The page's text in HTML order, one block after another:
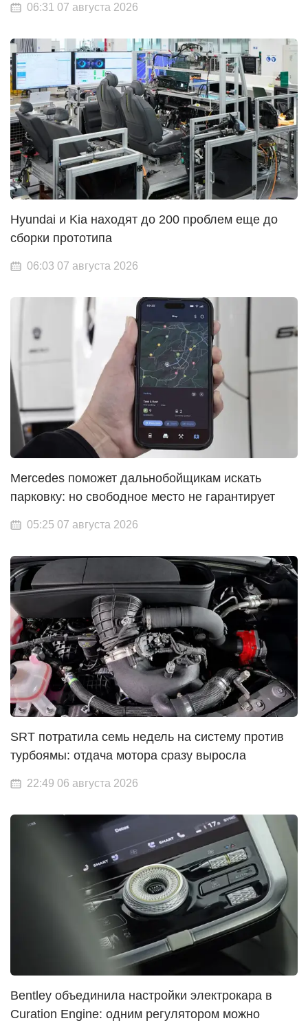
06:31 07 августа 2026
Hyundai и Kia находят до 200 проблем еще до
сборки прототипа
06:03 07 августа 2026
Mercedes поможет дальнобойщикам искать
парковку: но свободное место не гарантирует
05:25 07 августа 2026
SRT потратила семь недель на систему против
турбоямы: отдача мотора сразу выросла
22:49 06 августа 2026
Bentley объединила настройки электрокара в
Curation Engine: одним регулятором можно